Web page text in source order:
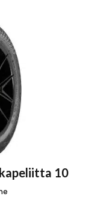
10